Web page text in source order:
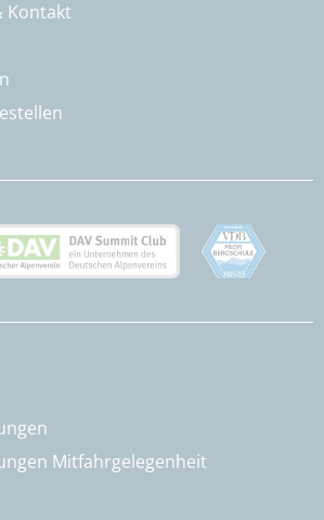
Kontakt
Mitfahrgelegenheit